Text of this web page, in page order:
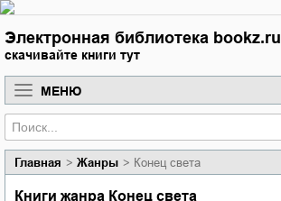
Электронная библиотека bookz.ru
скачивайте книги тут
МЕНЮ
Главная Жанры Конец света
Книги жанра Конец света